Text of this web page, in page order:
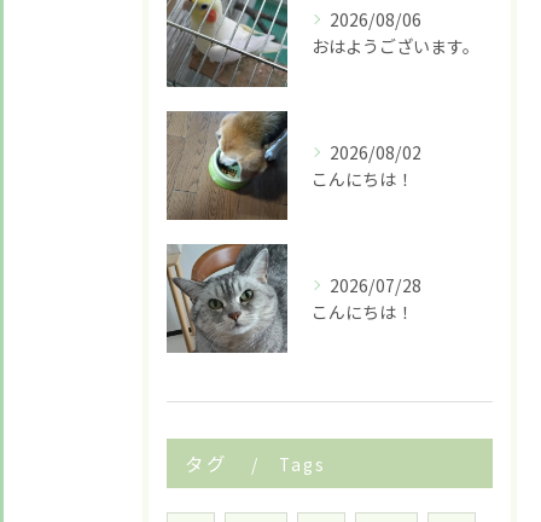
2026/08/06
おはようございます。
2026/08/02
こんにちは！
2026/07/28
こんにちは！
タグ Tags